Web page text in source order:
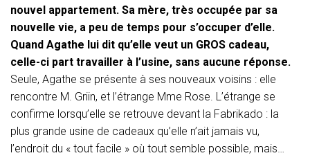
nouvel appartement. Sa mère, très occupée par sa
nouvelle vie, a peu de temps pour s’occuper d’elle.
Quand Agathe lui dit qu’elle veut un GROS cadeau,
celle-ci part travailler à l’usine, sans aucune réponse.
Seule, Agathe se présente à ses nouveaux voisins : elle
rencontre M. Griin, et l’étrange Mme Rose. L’étrange se
confirme lorsqu’elle se retrouve devant la Fabrikado : la
plus grande usine de cadeaux qu’elle n’ait jamais vu,
l’endroit du « tout facile » où tout semble possible, mais…